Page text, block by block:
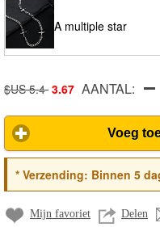
set
A multiple star
necklace 50 5CM
$US 5.4 3.67 AANTAL:
Voeg
*Verzending: Binnen 5
Mijn favoriet Delen